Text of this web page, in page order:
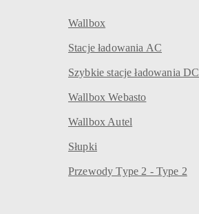
Wallbox
Stacje ładowania AC
Szybkie stacje ładowania DC
Wallbox Webasto
Wallbox Autel
Słupki
Przewody Type 2 - Type 2